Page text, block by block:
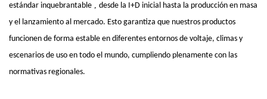
estándar inquebrantable , desde la I+D inicial hasta la producción en masa
y el lanzamiento al mercado. Esto garantiza que nuestros productos
funcionen de forma estable en diferentes entornos de voltaje, climas y
escenarios de uso en todo el mundo, cumpliendo plenamente con las
normativas regionales.